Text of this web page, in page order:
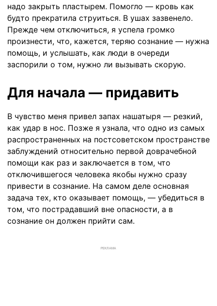
надо закрыть пластырем. Помогло — кровь как
будто прекратила струиться. В ушах зазвенело.
Прежде чем отключиться, я успела громко
произнести, что, кажется, теряю сознание — нужна
помощь, и услышать, как люди в очереди
заспорили о том, нужно ли вызывать скорую.
Для начала — придавить
В чувство меня привел запах нашатыря — резкий,
как удар в нос. Позже я узнала, что одно из самых
распространенных на постсоветском пространстве
заблуждений относительно первой доврачебной
помощи как раз и заключается в том, что
отключившегося человека якобы нужно сразу
привести в сознание. На самом деле основная
задача тех, кто оказывает помощь, — убедиться в
том, что пострадавший вне опасности, а в
сознание он должен прийти сам.
РЕКЛАМА